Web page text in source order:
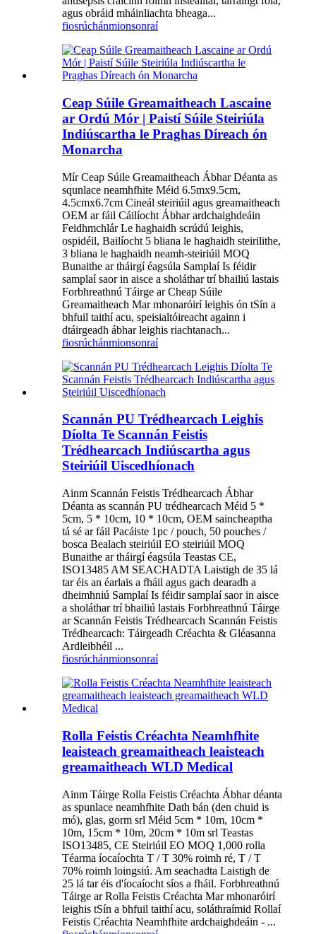
agus obráid mháinliachta bheaga...
fiosrúchánmionsonraí
Ceap Súile Greamaitheach Lascaine
ar Ordú Mór | Paistí Súile Steiriúla
Indiúscartha le Praghas Díreach ón
Monarcha
Mír Ceap Súile Greamaitheach Ábhar Déanta as
squnlace neamhfhite Méid 6.5mx9.5cm,
4.5cmx6.7cm Cineál steiriúil agus greamaitheach
OEM ar fáil Cáilíocht Ábhar ardchaighdeáin
Feidhmchlár Le haghaidh scrúdú leighis,
ospidéil, Bailíocht 5 bliana le haghaidh steirilithe,
3 bliana le haghaidh neamh-steiriúil MOQ
Bunaithe ar tháirgí éagsúla Samplaí Is féidir
samplaí saor in aisce a sholáthar trí bhailiú lastais
Forbhreathnú Táirge ar Cheap Súile
Greamaitheach Mar mhonaróirí leighis ón tSín a
bhfuil taithí acu, speisialtóireacht againn i
dtáirgeadh ábhar leighis riachtanach...
fiosrúchánmionsonraí
Scannán PU Trédhearcach Leighis
Díolta Te Scannán Feistis
Trédhearcach Indiúscartha agus
Steiriúil Uiscedhíonach
Ainm Scannán Feistis Trédhearcach Ábhar
Déanta as scannán PU trédhearcach Méid 5 *
5cm, 5 * 10cm, 10 * 10cm, OEM saincheaptha
tá sé ar fáil Pacáiste 1pc / pouch, 50 pouches /
bosca Bealach steiriúil EO steiriúil MOQ
Bunaithe ar tháirgí éagsúla Teastas CE,
ISO13485 AM SEACHADTA Laistigh de 35 lá
tar éis an éarlais a fháil agus gach dearadh a
dheimhniú Samplaí Is féidir samplaí saor in aisce
a sholáthar trí bhailiú lastais Forbhreathnú Táirge
ar Scannán Feistis Trédhearcach Scannán Feistis
Trédhearcach: Táirgeadh Créachta & Gléasanna
Ardleibhéil ...
fiosrúchánmionsonraí
Rolla Feistis Créachta Neamhfhite
leaisteach greamaitheach leaisteach
greamaitheach WLD Medical
Ainm Táirge Rolla Feistis Créachta Ábhar déanta
as spunlace neamhfhite Dath bán (den chuid is
mó), glas, gorm srl Méid 5cm * 10m, 10cm *
10m, 15cm * 10m, 20cm * 10m srl Teastas
ISO13485, CE Steiriúil EO MOQ 1,000 rolla
Téarma íocaíochta T / T 30% roimh ré, T / T
70% roimh loingsiú. Am seachadta Laistigh de
25 lá tar éis d'íocaíocht síos a fháil. Forbhreathnú
Táirge ar Rolla Feistis Créachta Mar mhonaróirí
leighis tSín a bhfuil taithí acu, soláthraímid Rollaí
Feistis Créachta Neamhfhite ardchaighdeáin - ...